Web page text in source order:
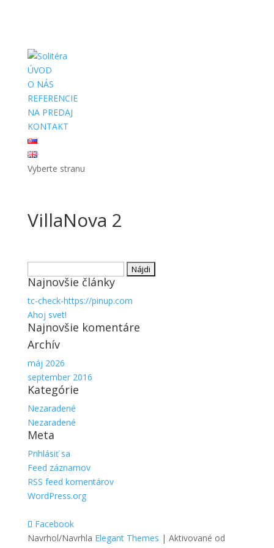
ÚVOD
O NÁS
REFERENCIE
NA PREDAJ
KONTAKT
Vyberte stranu
VillaNova 2
Najnovšie články
tc-check-https://pinup.com
Ahoj svet!
Najnovšie komentáre
Archív
máj 2026
september 2016
Kategórie
Nezaradené
Nezaradené
Meta
Prihlásiť sa
Feed záznamov
RSS feed komentárov
WordPress.org
Facebook
Navrhol/Navrhla Elegant Themes | Aktivované od